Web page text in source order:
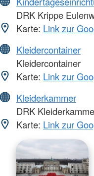
DRK Krippe
Karte: Link zur
Kleidercontainer
Kleidercontainer
Karte: Link zur
Kleiderkammer
DRK
Karte: Link zur